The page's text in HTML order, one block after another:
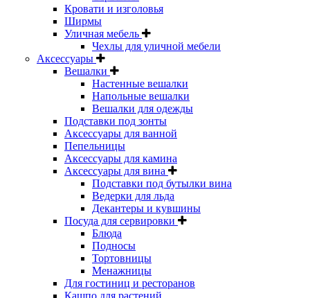
Кровати и изголовья
Ширмы
Уличная мебель
Чехлы для уличной мебели
Аксессуары
Вешалки
Настенные вешалки
Напольные вешалки
Вешалки для одежды
Подставки под зонты
Аксессуары для ванной
Пепельницы
Аксессуары для камина
Аксессуары для вина
Подставки под бутылки вина
Ведерки для льда
Декантеры и кувшины
Посуда для сервировки
Блюда
Подносы
Тортовницы
Менажницы
Для гостиниц и ресторанов
Кашпо для растений